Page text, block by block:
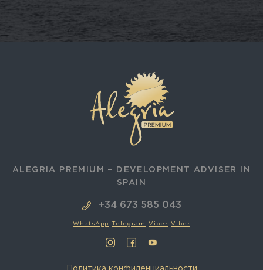
ALEGRIA PREMIUM – DEVELOPMENT ADVISER IN
SPAIN
+34 673 585 043
WhatsApp Telegram Viber Viber